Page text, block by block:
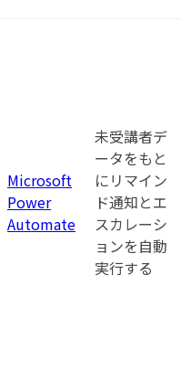
Microsoft
Power
Automate
未受講者デ
ータをもと
にリマイン
ド通知とエ
スカレーシ
ョンを自動
実行する